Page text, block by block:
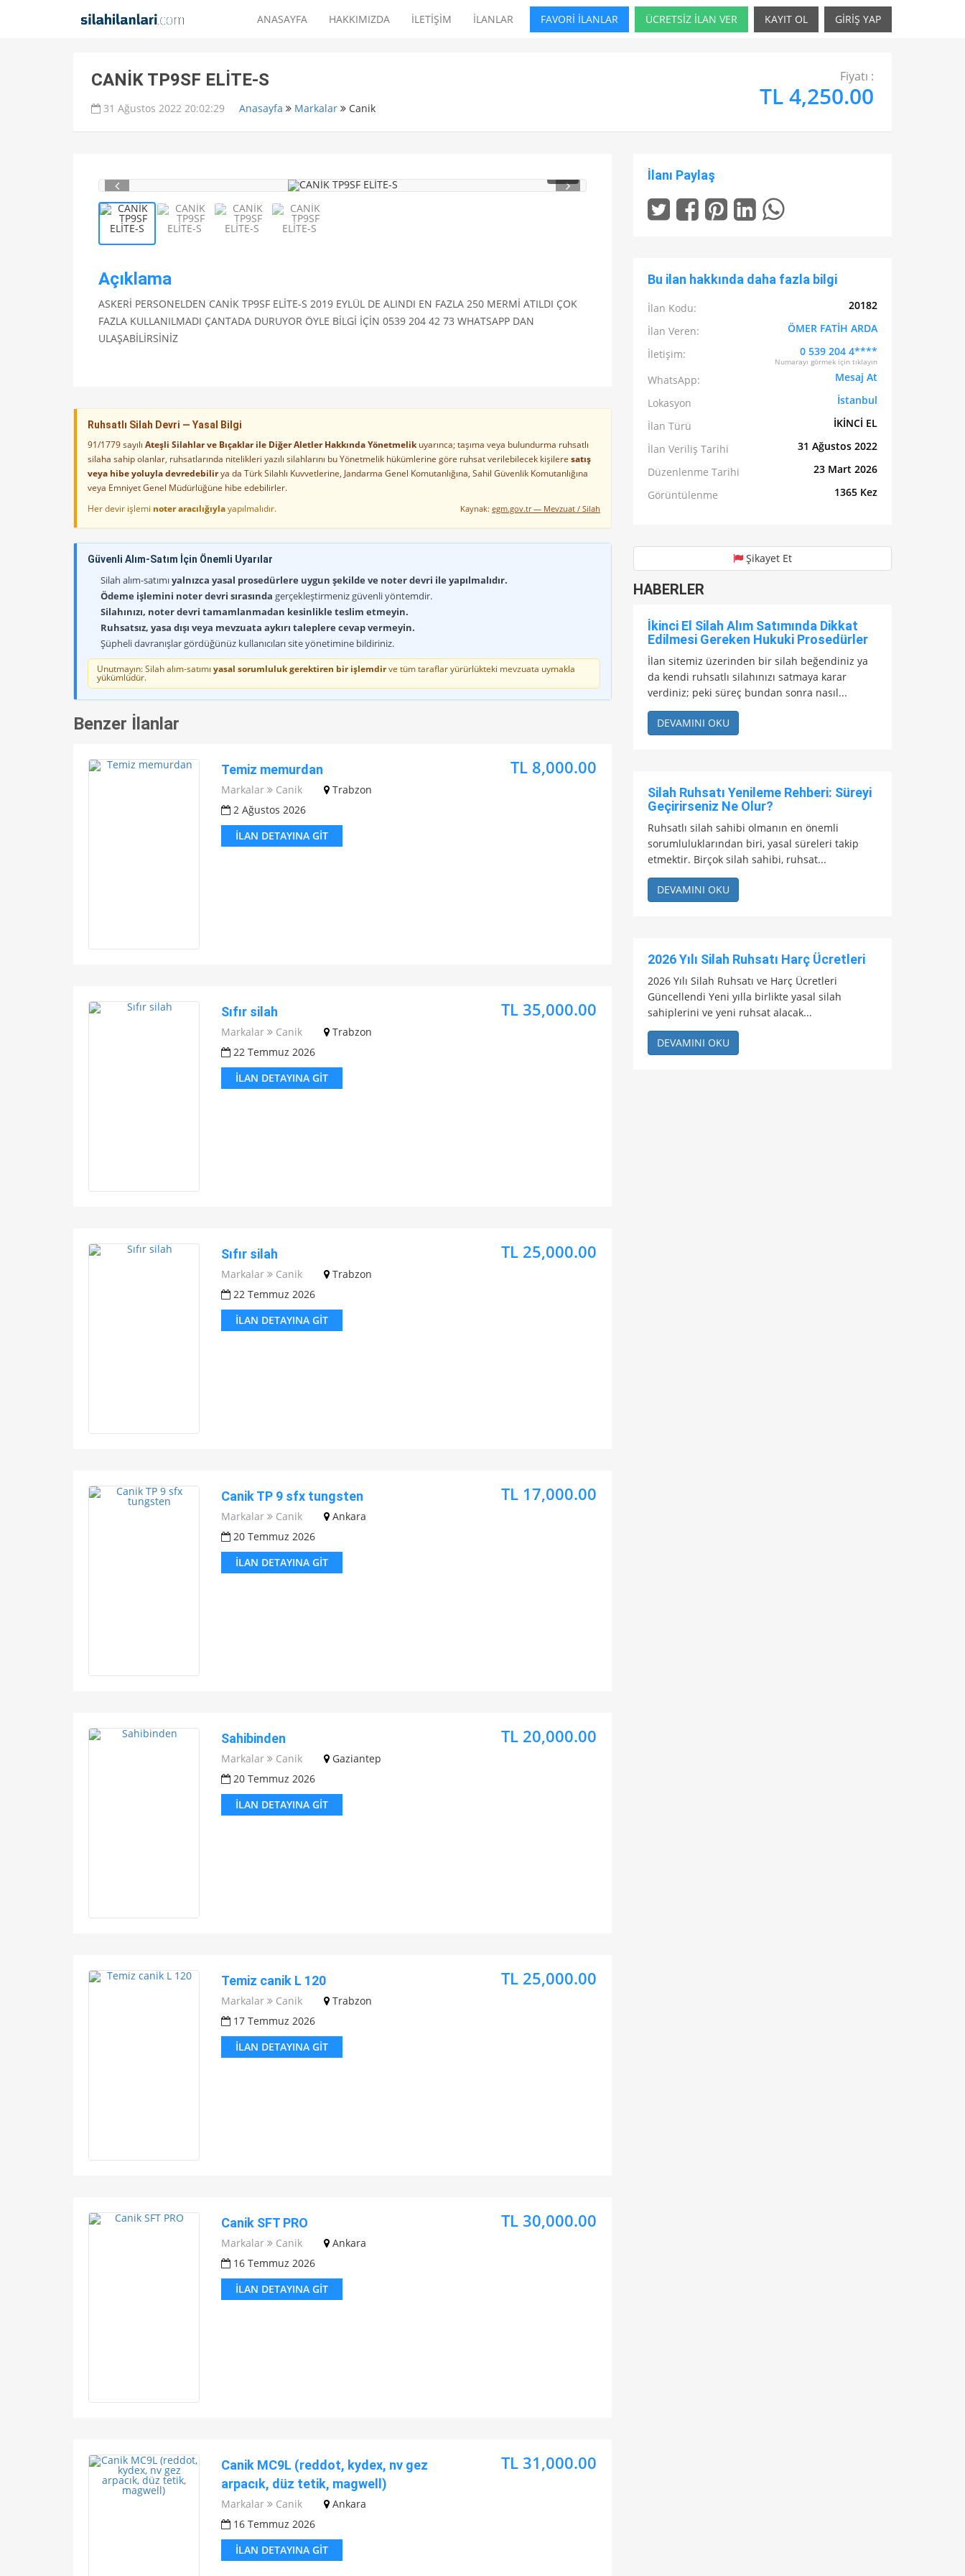
ANASAYFA HAKKIMIZDA İLETİŞİM İLANLAR FAVORİ İLANLAR ÜCRETSİZ İLAN VER KAYIT OL GİRİŞ YAP
CANİK TP9SF ELİTE-S
31 Ağustos 2022 20:02:29 Anasayfa Markalar Canik
Fiyatı :
TL 4,250.00
1/ 4
Açıklama
ASKERİ PERSONELDEN CANİK TP9SF ELİTE-S 2019 EYLÜL DE ALINDI EN FAZLA 250 MERMİ ATILDI ÇOK
FAZLA KULLANILMADI ÇANTADA DURUYOR ÖYLE BİLGİ İÇİN 0539 204 42 73 WHATSAPP DAN
ULAŞABİLİRSİNİZ
Ruhsatlı Silah Devri — Yasal Bilgi
91/1779 sayılı Ateşli Silahlar ve Bıçaklar ile Diğer Aletler Hakkında Yönetmelikuyarınca; taşıma veya bulundurma ruhsatlı
silaha sahip olanlar, ruhsatlarında nitelikleri yazılı silahlarını bu Yönetmelik hükümlerine göre ruhsat verilebilecek kişilere satış
veya hibe yoluyla devredebilirya da Türk Silahlı Kuvvetlerine, Jandarma Genel Komutanlığına, Sahil Güvenlik Komutanlığına
veya Emniyet Genel Müdürlüğüne hibe edebilirler.
Her devir işlemi noter aracılığıylayapılmalıdır. Kaynak: egm.gov.tr — Mevzuat / Silah
Güvenli Alım-Satım İçin Önemli Uyarılar
Silah alım-satımıyalnızca yasal prosedürlere uygun şekilde ve noter devri ile yapılmalıdır.
Ödeme işlemini noter devri sırasında gerçekleştirmeniz güvenli yöntemdir.
Silahınızı, noter devri tamamlanmadan kesinlikle teslim etmeyin.
Ruhsatsız, yasa dışı veya mevzuata aykırı taleplere cevap vermeyin.
Şüpheli davranışlar gördüğünüz kullanıcıları site yönetimine bildiriniz.
Unutmayın: Silah alım-satımı yasal sorumluluk gerektiren bir işlemdirve tüm taraflar yürürlükteki mevzuata uymakla
yükümlüdür.
Benzer İlanlar
Temiz memurdan
Markalar Canik
Trabzon
2 Ağustos 2026
İLAN DETAYINA GIT
TL 8,000.00
Sıfır silah
Markalar Canik
Trabzon
22 Temmuz 2026
İLAN DETAYINA GIT
TL 35,000.00
Sıfır silah
Markalar Canik
Trabzon
22 Temmuz 2026
İLAN DETAYINA GIT
TL 25,000.00
Canik TP 9 sfx tungsten
Markalar Canik
Ankara
20 Temmuz 2026
İLAN DETAYINA GIT
TL 17,000.00
Sahibinden
Markalar Canik
Gaziantep
20 Temmuz 2026
İLAN DETAYINA GIT
TL 20,000.00
Temiz canik L 120
Markalar Canik
Trabzon
17 Temmuz 2026
İLAN DETAYINA GIT
TL 25,000.00
Canik SFT PRO
Markalar Canik
Ankara
16 Temmuz 2026
İLAN DETAYINA GIT
TL 30,000.00
Canik MC9L (reddot, kydex, nv gez
arpacık, düz tetik, magwell)
Markalar Canik
Ankara
16 Temmuz 2026
İLAN DETAYINA GIT
TL 31,000.00
İlanı Paylaş
Bu ilan hakkında daha fazla bilgi
İlan Kodu:
20182
İlan Veren:
ÖMER FATİH ARDA
İletişim:
0 539 204 4****
Numarayı görmek için tıklayın
WhatsApp:
Mesaj At
Lokasyon
İstanbul
İlan Türü
İKİNCİ EL
İlan Veriliş Tarihi
31 Ağustos 2022
Düzenlenme Tarihi
23 Mart 2026
Görüntülenme
1365 Kez
Şikayet Et
HABERLER
İkinci El Silah Alım Satımında Dikkat
Edilmesi Gereken Hukuki Prosedürler
İlan sitemiz üzerinden bir silah beğendiniz ya
da kendi ruhsatlı silahınızı satmaya karar
verdiniz; peki süreç bundan sonra nasıl...
DEVAMINI OKU
Silah Ruhsatı Yenileme Rehberi: Süreyi
Geçirirseniz Ne Olur?
Ruhsatlı silah sahibi olmanın en önemli
sorumluluklarından biri, yasal süreleri takip
etmektir. Birçok silah sahibi, ruhsat...
DEVAMINI OKU
2026 Yılı Silah Ruhsatı Harç Ücretleri
2026 Yılı Silah Ruhsatı ve Harç Ücretleri
Güncellendi Yeni yılla birlikte yasal silah
sahiplerini ve yeni ruhsat alacak...
DEVAMINI OKU